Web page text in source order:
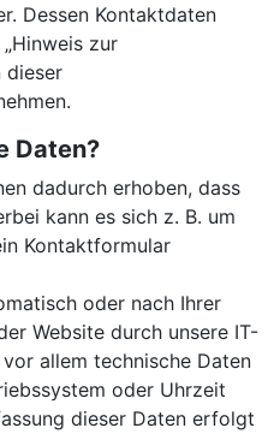
Dessen Kontaktdaten
zur
dieser
Daten?
dadurch erhoben, dass
kann es sich z. B. um
Kontaktformular
oder nach Ihrer
Website durch unsere IT-
allem technische Daten
oder Uhrzeit
dieser Daten erfolgt